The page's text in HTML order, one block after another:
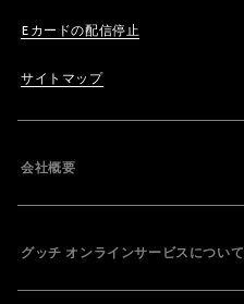
Eカードの配信停止
サイトマップ
会社概要
グッチ オンラインサービスについて